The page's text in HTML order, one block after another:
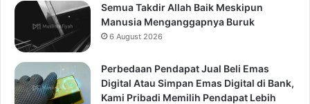
Semua Takdir Allah Baik Meskipun
Manusia Menganggapnya Buruk
6 August 2026
Perbedaan Pendapat Jual Beli Emas
Digital Atau Simpan Emas Digital di Bank,
Kami Pribadi Memilih Pendapat Lebih